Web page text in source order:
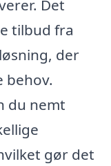
Det
tilbud fra
der
behov.
du nemt
gør det